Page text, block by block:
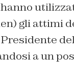
gli attimi
a un